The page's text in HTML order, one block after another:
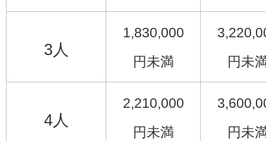
3人
1,830,000
円未満
円未
4人
2,210,000
円未満
円未